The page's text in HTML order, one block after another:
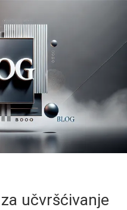
učvršćivanje